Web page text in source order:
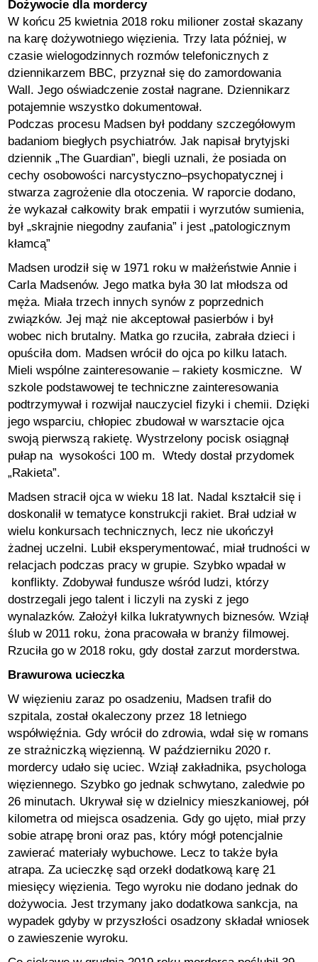
Dożywocie dla mordercy
W końcu 25 kwietnia 2018 roku milioner został skazany
na karę dożywotniego więzienia. Trzy lata później, w
czasie wielogodzinnych rozmów telefonicznych z
dziennikarzem BBC, przyznał się do zamordowania
Wall. Jego oświadczenie został nagrane. Dziennikarz
potajemnie wszystko dokumentował.
Podczas procesu Madsen był poddany szczegółowym
badaniom biegłych psychiatrów. Jak napisał brytyjski
dziennik „The Guardian”, biegli uznali, że posiada on
cechy osobowości narcystyczno–psychopatycznej i
stwarza zagrożenie dla otoczenia. W raporcie dodano,
że wykazał całkowity brak empatii i wyrzutów sumienia,
był „skrajnie niegodny zaufania” i jest „patologicznym
kłamcą”
Madsen urodził się w 1971 roku w małżeństwie Annie i
Carla Madsenów. Jego matka była 30 lat młodsza od
męża. Miała trzech innych synów z poprzednich
związków. Jej mąż nie akceptował pasierbów i był
wobec nich brutalny. Matka go rzuciła, zabrała dzieci i
opuściła dom. Madsen wrócił do ojca po kilku latach.
Mieli wspólne zainteresowanie – rakiety kosmiczne. W
szkole podstawowej te techniczne zainteresowania
podtrzymywał i rozwijał nauczyciel fizyki i chemii. Dzięki
jego wsparciu, chłopiec zbudował w warsztacie ojca
swoją pierwszą rakietę. Wystrzelony pocisk osiągnął
pułap na wysokości 100 m. Wtedy dostał przydomek
„Rakieta”.
Madsen stracił ojca w wieku 18 lat. Nadal kształcił się i
doskonalił w tematyce konstrukcji rakiet. Brał udział w
wielu konkursach technicznych, lecz nie ukończył
żadnej uczelni. Lubił eksperymentować, miał trudności w
relacjach podczas pracy w grupie. Szybko wpadał w
konflikty. Zdobywał fundusze wśród ludzi, którzy
dostrzegali jego talent i liczyli na zyski z jego
wynalazków. Założył kilka lukratywnych biznesów. Wziął
ślub w 2011 roku, żona pracowała w branży filmowej.
Rzuciła go w 2018 roku, gdy dostał zarzut morderstwa.
Brawurowa ucieczka
W więzieniu zaraz po osadzeniu, Madsen trafił do
szpitala, został okaleczony przez 18 letniego
współwięźnia. Gdy wrócił do zdrowia, wdał się w romans
ze strażniczką więzienną. W październiku 2020 r.
mordercy udało się uciec. Wziął zakładnika, psychologa
więziennego. Szybko go jednak schwytano, zaledwie po
26 minutach. Ukrywał się w dzielnicy mieszkaniowej, pół
kilometra od miejsca osadzenia. Gdy go ujęto, miał przy
sobie atrapę broni oraz pas, który mógł potencjalnie
zawierać materiały wybuchowe. Lecz to także była
atrapa. Za ucieczkę sąd orzekł dodatkową karę 21
miesięcy więzienia. Tego wyroku nie dodano jednak do
dożywocia. Jest trzymany jako dodatkowa sankcja, na
wypadek gdyby w przyszłości osadzony składał wniosek
o zawieszenie wyroku.